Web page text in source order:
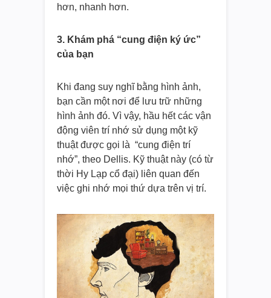
hơn, nhanh hơn.
3. Khám phá “cung điện ký ức”
của bạn
Khi đang suy nghĩ bằng hình ảnh,
bạn cần một nơi để lưu trữ những
hình ảnh đó. Vì vậy, hầu hết các vận
động viên trí nhớ sử dụng một kỹ
thuật được gọi là “cung điện trí
nhớ”, theo Dellis. Kỹ thuật này (có từ
thời Hy Lạp cổ đại) liên quan đến
việc ghi nhớ mọi thứ dựa trên vị trí.